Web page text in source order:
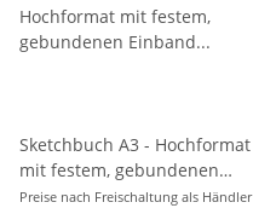
Sketchbuch A3 - Hochformat
mit festem, gebundenen
Einband , 140 g/m² - 60 Blatt
Preise nach Freischaltung als Händler